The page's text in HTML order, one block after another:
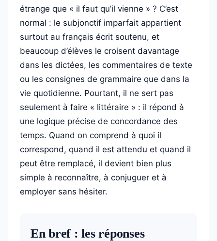
étrange que « il faut qu’il vienne » ? C’est
normal : le subjonctif imparfait appartient
surtout au français écrit soutenu, et
beaucoup d’élèves le croisent davantage
dans les dictées, les commentaires de texte
ou les consignes de grammaire que dans la
vie quotidienne. Pourtant, il ne sert pas
seulement à faire « littéraire » : il répond à
une logique précise de concordance des
temps. Quand on comprend à quoi il
correspond, quand il est attendu et quand il
peut être remplacé, il devient bien plus
simple à reconnaître, à conjuguer et à
employer sans hésiter.
En bref : les réponses